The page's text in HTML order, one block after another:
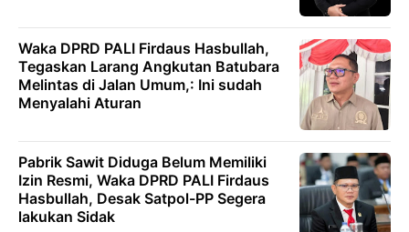
Waka DPRD PALI Firdaus Hasbullah,
Tegaskan Larang Angkutan Batubara
Melintas di Jalan Umum,: Ini sudah
Menyalahi Aturan
Pabrik Sawit Diduga Belum Memiliki
Izin Resmi, Waka DPRD PALI Firdaus
Hasbullah, Desak Satpol-PP Segera
lakukan Sidak